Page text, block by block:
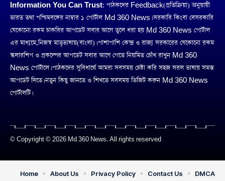
Information You Can Trust: পাঠকদের Feedback(প্রতিক্রিয়া) অনুয়ায়ী
ভারত তথা পশ্চিমবঙ্গের নাম্বার ১ পোর্টাল Md 360 News। সরকারি কিংবা বেসরকারি
যেকোনো রকম চাকরির আপডেট সবার আগে তুলে ধরা হয় Md 360 News পোর্টাল
এর মাধ্যমে,নিজস্ব মাতৃভাষায়(বাংলা)। পাশাপাশি কেন্দ্র ও রাজ্য সরকারের যেকোনো রকম
স্কলারশিপ ও প্রকল্পের আপডেট সবার আগে পেতে নিয়মিত চোঁখ রাখুন Md 360
News পোর্টালে। পাঠকদের সুবিধার্থে আমরা সবসময় চেষ্টা করি সহজ সরল ভাষায় সমস্ত
আপডেট দিতে। নতুন কিছু জানতে ও শিখতে সবসময় ভিজিট করুন Md 360 News
পোর্টালটি।
© Copyright © 2026 Md 360 News. All rights reserved
Home About Us Privacy Policy Contact Us DMCA